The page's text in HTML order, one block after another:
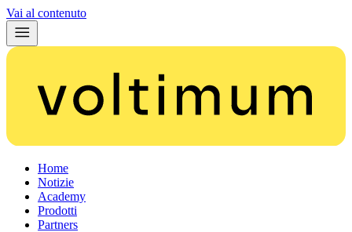
Vai al contenuto
Home
Notizie
Academy
Prodotti
Partners